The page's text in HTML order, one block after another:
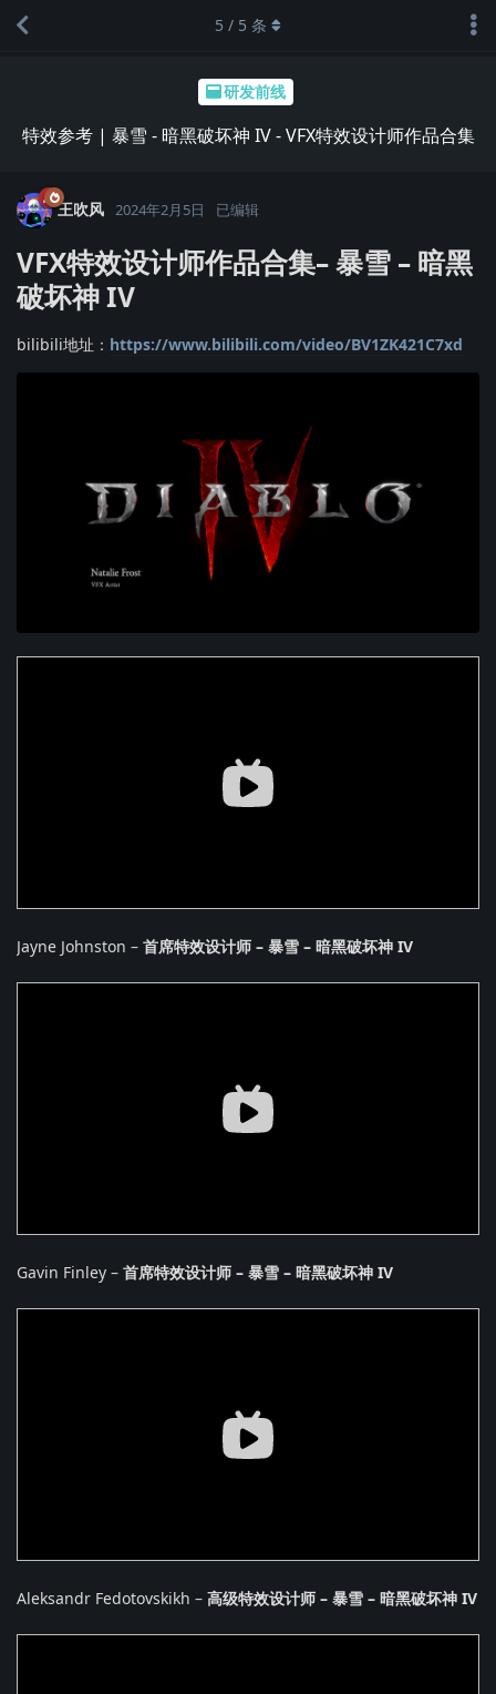
研发前线
特效参考 | 暴雪 - 暗黑破坏神 IV - VFX特效设计师作品合集
5 / 5 条
王吹风 2024年2月5日 已编辑
VFX特效设计师作品合集– 暴雪 – 暗黑
破坏神 IV
bilibili地址： https://www.bilibili.com/video/BV1ZK421C7xd
Jayne Johnston – 首席特效设计师 – 暴雪 – 暗黑破坏神 IV
Gavin Finley – 首席特效设计师 – 暴雪 – 暗黑破坏神 IV
Aleksandr Fedotovskikh – 高级特效设计师 – 暴雪 – 暗黑破坏神 IV